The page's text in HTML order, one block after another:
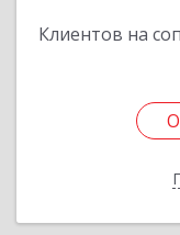
Клиентов на